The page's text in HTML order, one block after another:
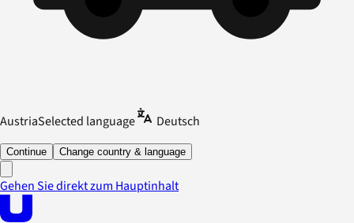
AustriaSelected language Deutsch
Continue Change country & language
Gehen Sie direkt zum Hauptinhalt